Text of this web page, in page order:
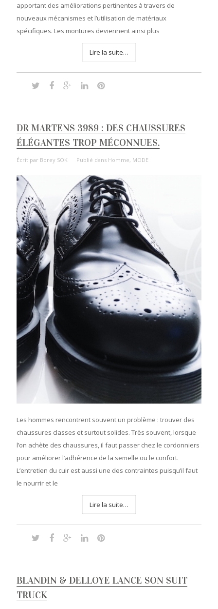
apportant des améliorations pertinentes à travers de
nouveaux mécanismes et l’utilisation de matériaux
spécifiques. Les montures deviennent ainsi plus
Lire la suite…
DR MARTENS 3989 : DES CHAUSSURES
ÉLÉGANTES TROP MÉCONNUES.
Écrit par Borey SOK Publié dans Homme, MODE
Les hommes rencontrent souvent un problème : trouver des
chaussures classes et surtout solides. Très souvent, lorsque
l’on achète des chaussures, il faut passer chez le cordonniers
pour améliorer l’adhérence de la semelle ou le confort.
L’entretien du cuir est aussi une des contraintes puisqu’il faut
le nourrir et le
Lire la suite…
BLANDIN & DELLOYE LANCE SON SUIT
TRUCK